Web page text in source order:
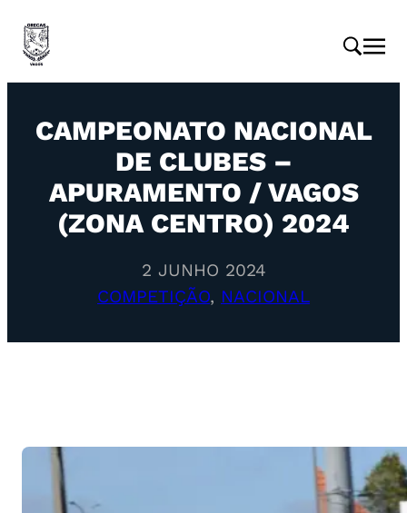
CAMPEONATO NACIONAL
DE CLUBES –
APURAMENTO / VAGOS
(ZONA CENTRO) 2024
2 JUNHO 2024
COMPETIÇÃO, NACIONAL